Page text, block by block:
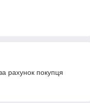
рахунок покупця